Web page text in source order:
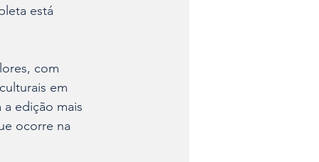
está
com
em
edição mais
ocorre na